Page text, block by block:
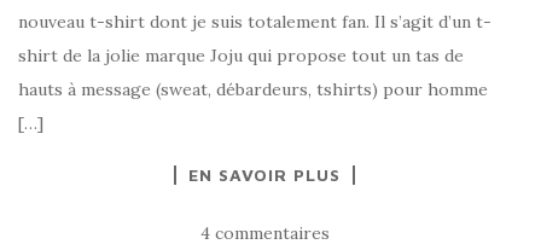
nouveau t-shirt dont je suis totalement fan. Il s’agit d’un t-
shirt de la jolie marque Joju qui propose tout un tas de
hauts à message (sweat, débardeurs, tshirts) pour homme
[…]
EN SAVOIR PLUS
4 commentaires